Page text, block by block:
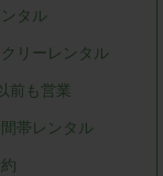
タル
リーレンタル
前も営業
帯レンタル